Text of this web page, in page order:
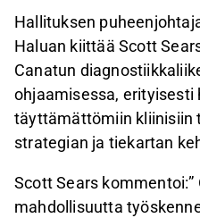
Hallituksen
Haluan kiittää Scott
Canatun
ohjaamisessa, erityisesti
täyttämättömiin kliinisiin
strategian ja tiekartan
Scott Sears
mahdollisuutta